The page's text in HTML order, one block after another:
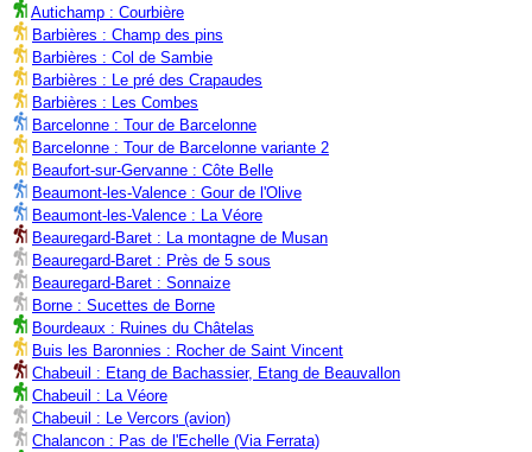
Autichamp : Courbière
Barbières : Champ des pins
Barbières : Col de Sambie
Barbières : Le pré des Crapaudes
Barbières : Les Combes
Barcelonne : Tour de Barcelonne
Barcelonne : Tour de Barcelonne variante 2
Beaufort-sur-Gervanne : Côte Belle
Beaumont-les-Valence : Gour de l'Olive
Beaumont-les-Valence : La Véore
Beauregard-Baret : La montagne de Musan
Beauregard-Baret : Près de 5 sous
Beauregard-Baret : Sonnaize
Borne : Sucettes de Borne
Bourdeaux : Ruines du Châtelas
Buis les Baronnies : Rocher de Saint Vincent
Chabeuil : Etang de Bachassier, Etang de Beauvallon
Chabeuil : La Véore
Chabeuil : Le Vercors (avion)
Chalancon : Pas de l'Echelle (Via Ferrata)